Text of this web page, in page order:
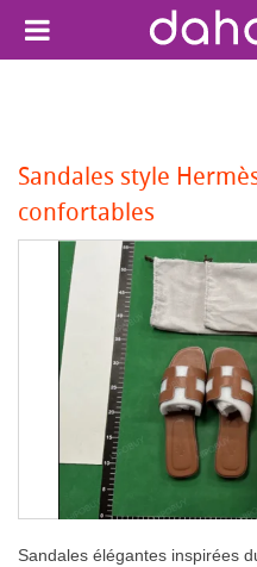
Sandales style
confortables
Sandales élégantes inspirées